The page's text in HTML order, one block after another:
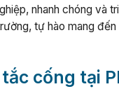
nhanh chóng và
tự hào mang
cống tại